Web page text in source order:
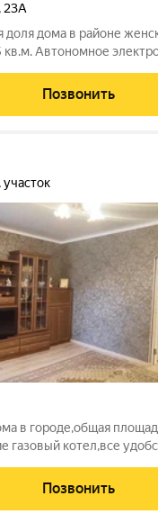
, 23А
доля дома в районе
Автономное
совмещен.
зона в
Позвонить
участок
в городе,общая
газовый котел,все
ремонт,высота
душ,хоз.
Позвонить